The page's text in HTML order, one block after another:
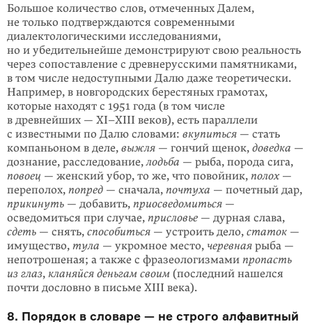
Большое количество слов, отмеченных Далем,
не только подтверждаются современными
диалектологическими исследованиями,
но и убедительнейше демонстрируют свою реальность
через сопоставление с древнерусскими памятниками,
в том числе недоступными Далю даже теоретически.
Например, в новгородских берестяных грамотах,
которые находят с 1951 года (в том числе
в древнейших — XI–XIII веков), есть параллели
с известными по Далю слова­ми: вкупиться — стать
компаньоном в деле, выжля — гончий щенок, доведка —
дознание, расследование,лодьба — рыба, порода сига,
повоец — женский убор, то же, что повойник, полох—
переполох, попред — сначала, почтуха — почет­ный дар,
прикинуть — добавить, приосведомиться —
осведомиться при случае, присловье — дурная слава,
сдеть — снять, способиться — устроить дело, ста­ток —
имущество, тула — укромное место, черевная рыба —
непотрошеная; а также с фразеологизмами пропасть
из глаз, кланяйся деньгам своим (послед­ний нашелся
почти дословно в письме XIII века).
8. Порядок в словаре — не строго алфавитный